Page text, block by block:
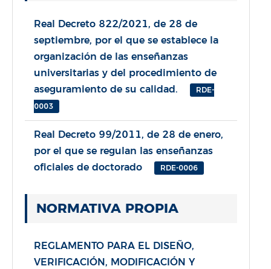
Real Decreto 822/2021, de 28 de
septiembre, por el que se establece la
organización de las enseñanzas
universitarias y del procedimiento de
aseguramiento de su calidad.
RDE-
0003
Real Decreto 99/2011, de 28 de enero,
por el que se regulan las enseñanzas
oficiales de doctorado
RDE-0006
NORMATIVA PROPIA
REGLAMENTO PARA EL DISEÑO,
VERIFICACIÓN, MODIFICACIÓN Y